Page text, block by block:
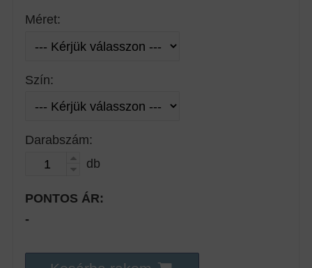
Méret:
Szín:
Darabszám:
db
PONTOS ÁR:
-